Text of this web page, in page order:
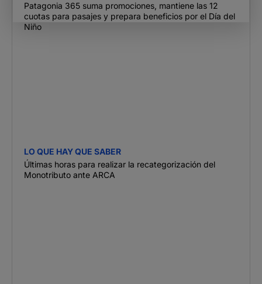
Patagonia 365 suma promociones, mantiene las 12
cuotas para pasajes y prepara beneficios por el Día del
Niño
LO QUE HAY QUE SABER
Últimas horas para realizar la recategorización del
Monotributo ante ARCA